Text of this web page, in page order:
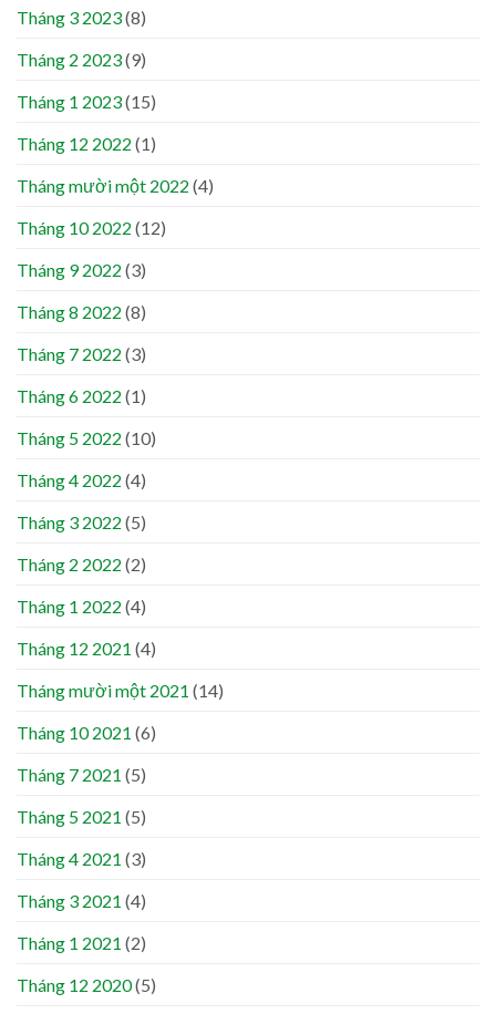
Tháng 3 2023(8)
Tháng 2 2023(9)
Tháng 1 2023(15)
Tháng 12 2022 (1)
Tháng mười một 2022 (4)
Tháng 10 2022 (12)
Tháng 9 2022 (3)
Tháng 8 2022 (8)
Tháng 7 2022 (3)
Tháng 6 2022 (1)
Tháng 5 2022 (10)
Tháng 4 2022 (4)
Tháng 3 2022 (5)
Tháng 2 2022 (2)
Tháng 1 2022 (4)
Tháng 12 2021 (4)
Tháng mười một 2021 (14)
Tháng 10 2021 (6)
Tháng 7 2021 (5)
Tháng 5 2021 (5)
Tháng 4 2021 (3)
Tháng 3 2021 (4)
Tháng 1 2021 (2)
Tháng 12 2020(5)